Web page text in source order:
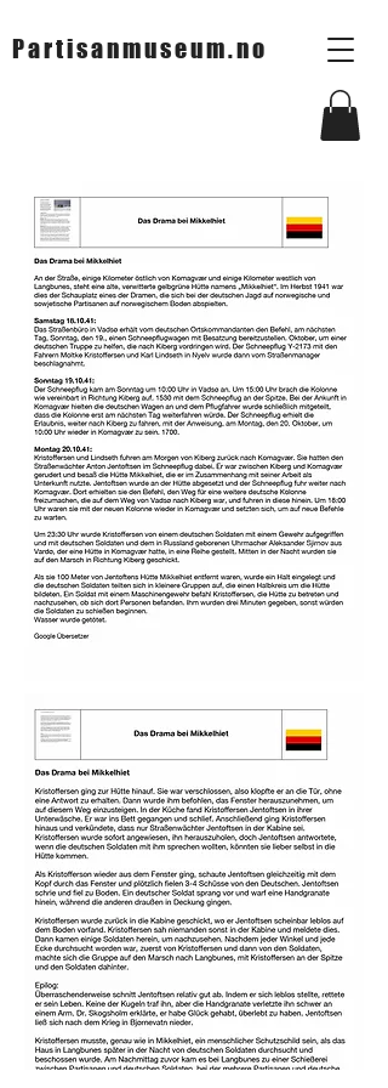
Partisanmuseum.no